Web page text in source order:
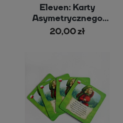
Eleven: Karty
Asymetrycznego
Startu
20,00 zł